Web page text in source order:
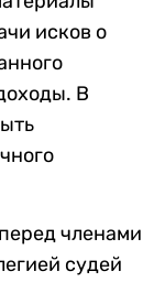
исков о
В
членами
судей